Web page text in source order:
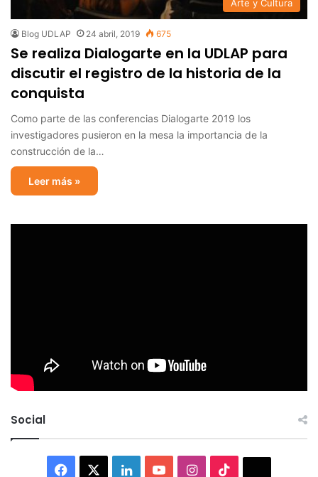
Arte y Cultura
Blog UDLAP 24 abril, 2019 675
Se realiza Dialogarte en la UDLAP para
discutir el registro de la historia de la
conquista
Como parte de las conferencias Dialogarte 2019 los
investigadores pusieron en la mesa la importancia de la
construcción de la…
Leer más »
Social
Facebook LinkedInYouTubeInstagram